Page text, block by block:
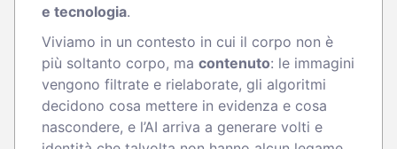
e tecnologia.
Viviamo in un contesto in cui il corpo non è
più soltanto corpo, ma contenuto: le immagini
vengono filtrate e rielaborate, gli algoritmi
decidono cosa mettere in evidenza e cosa
nascondere, e l’AI arriva a generare volti e